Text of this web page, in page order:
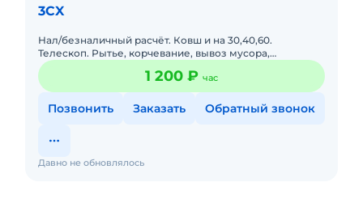
3CX
Нал/безналичный расчёт. Ковш и на 30,40,60.
Телескоп. Рытье, корчевание, вывоз мусора,
погрузочно-разгрузочные работы
1 200 ₽ час
Позвонить Заказать Обратный звонок
Давно не обновлялось